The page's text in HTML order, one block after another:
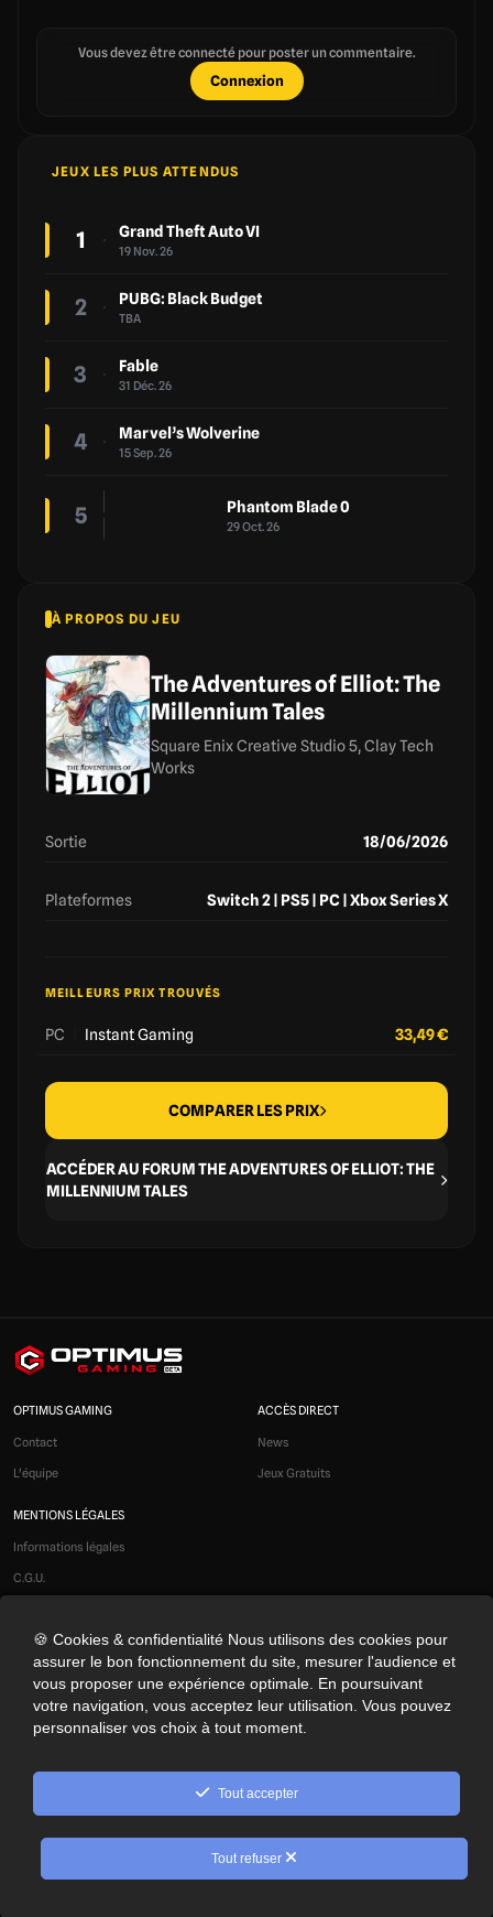
Vous devez être connecté pour poster un commentaire.
Connexion
JEUX LES PLUS ATTENDUS
1 Grand Theft Auto VI
19 Nov. 26
2 PUBG: Black Budget
TBA
3 Fable
31 Déc. 26
4 Marvel’s Wolverine
15 Sep. 26
5 Phantom Blade 0
29 Oct. 26
À PROPOS DU JEU
The Adventures of Elliot: The
Millennium Tales
Square Enix Creative Studio 5, Clay Tech
Works
Sortie 18/06/2026
Plateformes Switch 2 | PS5 | PC | Xbox Series X
MEILLEURS PRIX TROUVÉS
PC Instant Gaming 33,49 €
COMPARER LES PRIX
ACCÉDER AU FORUM THE ADVENTURES OF ELLIOT: THE
MILLENNIUM TALES
OPTIMUS GAMING
Contact
L'équipe
ACCÈS DIRECT
News
Jeux Gratuits
MENTIONS LÉGALES
Informations légales
C.G.U.
Modération
Confidentialité
Cookies
Préférences cookies
NOS RÉSEAUX SOCIAUX
© 2026 Optimus Gaming. Tous droits réservés.
🍪 Cookies & confidentialité Nous utilisons des cookies pour
assurer le bon fonctionnement du site, mesurer l'audience et
vous proposer une expérience optimale. En poursuivant
votre navigation, vous acceptez leur utilisation. Vous pouvez
personnaliser vos choix à tout moment.
Tout accepter
Tout refuser